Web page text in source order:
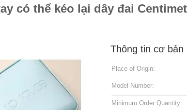
có thể kéo lại dây đai
Thông tin cơ bản
Place of Origin:
Model Number:
Minimum Order Quantity: